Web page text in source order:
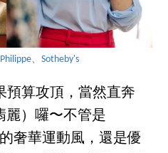
、 Sotheby's
預算攻頂，當然直奔
麗）囉〜不管是
奢華運動風，還是優